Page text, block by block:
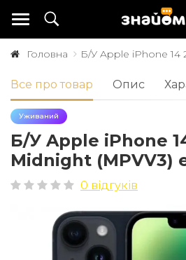
Головна Б/У Apple iPhone 14
Все про товар Опис
Уживаний
Б/У Apple iPhone
Midnight (MPVV3)
0 відгуків